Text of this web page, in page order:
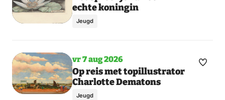
echte koningin
Jeugd
vr 7 aug 2026
Op reis met topillustrator
Charlotte Dematons
Jeugd
Maak